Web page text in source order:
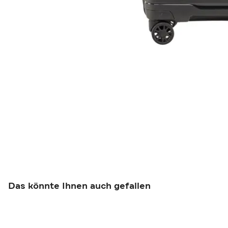
Das könnte Ihnen auch gefallen